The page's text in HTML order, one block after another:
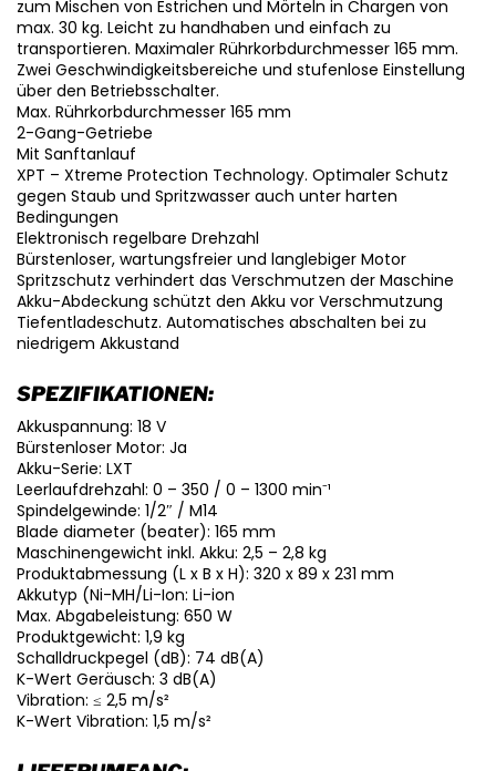
zum Mischen von Estrichen und Mörteln in Chargen von
max. 30 kg. Leicht zu handhaben und einfach zu
transportieren. Maximaler Rührkorbdurchmesser 165 mm.
Zwei Geschwindigkeitsbereiche und stufenlose Einstellung
über den Betriebsschalter.
Max. Rührkorbdurchmesser 165 mm
2-Gang-Getriebe
Mit Sanftanlauf
XPT – Xtreme Protection Technology. Optimaler Schutz
gegen Staub und Spritzwasser auch unter harten
Bedingungen
Elektronisch regelbare Drehzahl
Bürstenloser, wartungsfreier und langlebiger Motor
Spritzschutz verhindert das Verschmutzen der Maschine
Akku-Abdeckung schützt den Akku vor Verschmutzung
Tiefentladeschutz. Automatisches abschalten bei zu
niedrigem Akkustand
SPEZIFIKATIONEN:
Akkuspannung: 18 V
Bürstenloser Motor: Ja
Akku-Serie: LXT
Leerlaufdrehzahl: 0 – 350 / 0 – 1300 min⁻¹
Spindelgewinde: 1/2″ / M14
Blade diameter (beater): 165 mm
Maschinengewicht inkl. Akku: 2,5 – 2,8 kg
Produktabmessung (L x B x H): 320 x 89 x 231 mm
Akkutyp (Ni-MH/Li-Ion: Li-ion
Max. Abgabeleistung: 650 W
Produktgewicht: 1,9 kg
Schalldruckpegel (dB): 74 dB(A)
K-Wert Geräusch: 3 dB(A)
Vibration: ≤ 2,5 m/s²
K-Wert Vibration: 1,5 m/s²